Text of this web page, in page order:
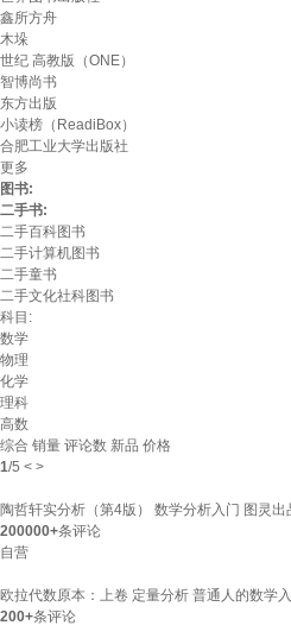
鑫所方舟
木垛
世纪 高教版（ONE）
智博尚书
东方出版
小读榜（ReadiBox）
合肥工业大学出版社
更多
图书:
二手书:
二手百科图书
二手计算机图书
二手童书
二手文化社科图书
科目:
数学
物理
化学
理科
高数
综合 销量 评论数 新品 价格
1/5 < >
陶哲轩实分析（第4版） 数学分析入门 图灵出
200000+条评论
自营
欧拉代数原本：上卷 定量分析 普通人的数学
200+条评论